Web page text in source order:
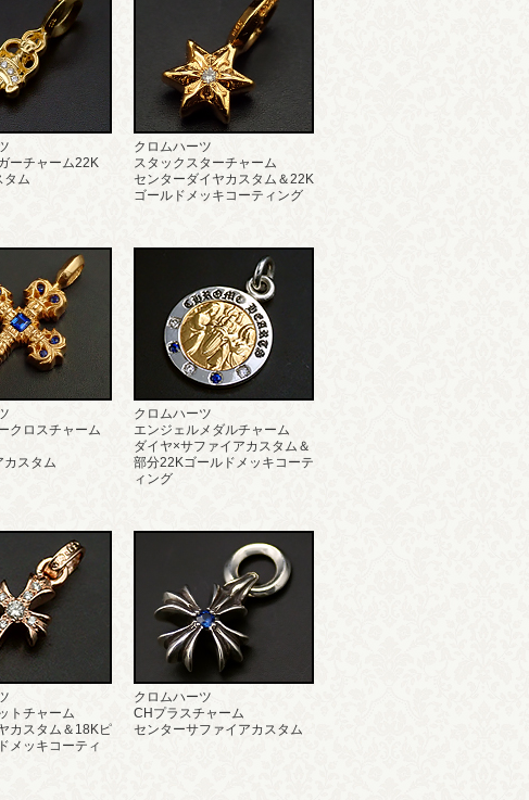
ーチャーム22K
タム
クロムハーツ
スタックスターチャーム
センターダイヤカスタム＆22K
ゴールドメッキコーティング
クロスチャーム
カスタム
クロムハーツ
エンジェルメダルチャーム
ダイヤ×サファイアカスタム＆
部分22Kゴールドメッキコーテ
ィング
トチャーム
カスタム＆18Kピ
メッキコーティ
クロムハーツ
CHプラスチャーム
センターサファイアカスタム